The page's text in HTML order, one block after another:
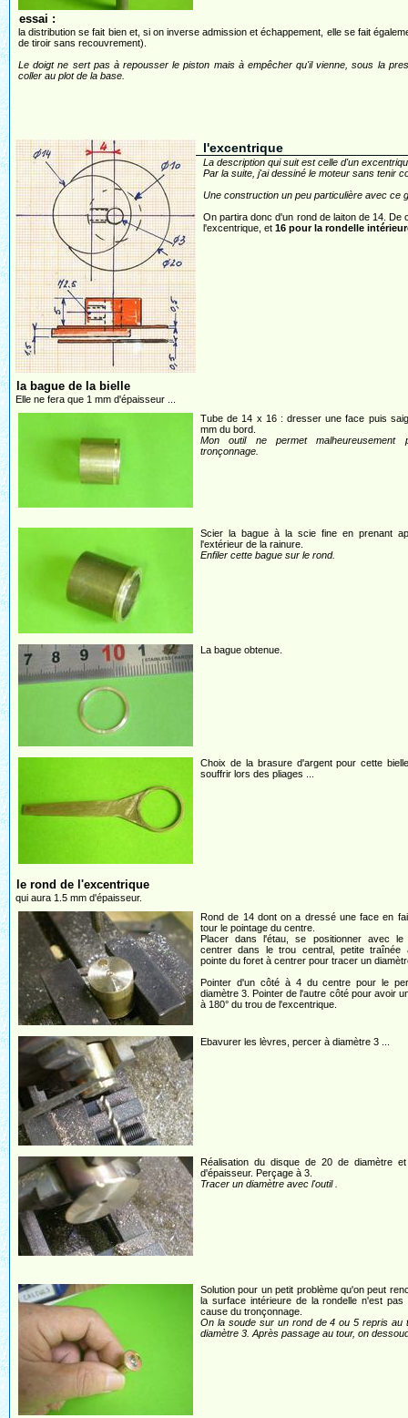
essai :
la distribution se fait bien et, si on inverse admission et échappement, elle se fait
de tiroir sans recouvrement).
Le doigt ne sert pas à repousser le piston mais à empêcher qu'il vienne, sous la
coller au plot de la base.
l'excentrique
La description qui suit est celle d'un
Par la suite, j'ai dessiné le moteur sans tenir
Une construction un peu particulière avec ce
On partira donc d'un rond de laiton de 14. De
l'excentrique, et 16 pour la rondelle
la bague de la bielle
Elle ne fera que 1 mm d'épaisseur ...
Tube de 14 x 16 : dresser une face puis
mm du bord.
Mon outil ne permet malheureusement
tronçonnage.
Scier la bague à la scie fine en prenant
l'extérieur de la rainure.
Enfiler cette bague sur le rond.
La bague obtenue.
Choix de la brasure d'argent pour cette
souffrir lors des pliages ...
le rond de l'excentrique
qui aura 1.5 mm d'épaisseur.
Rond de 14 dont on a dressé une face en
tour le pointage du centre.
Placer dans l'étau, se positionner avec
centrer dans le trou central, petite traînée
pointe du foret à centrer pour tracer un
Pointer d'un côté à 4 du centre pour le
diamètre 3. Pointer de l'autre côté pour avoir
à 180° du trou de l'excentrique.
Ebavurer les lèvres, percer à diamètre 3 ...
Réalisation du disque de 20 de diamètre
d'épaisseur. Perçage à 3.
Tracer un diamètre avec l'outil .
Solution pour un petit problème qu'on peut
la surface intérieure de la rondelle n'est pas
cause du tronçonnage.
On la soude sur un rond de 4 ou 5 repris au
diamètre 3. Après passage au tour, on